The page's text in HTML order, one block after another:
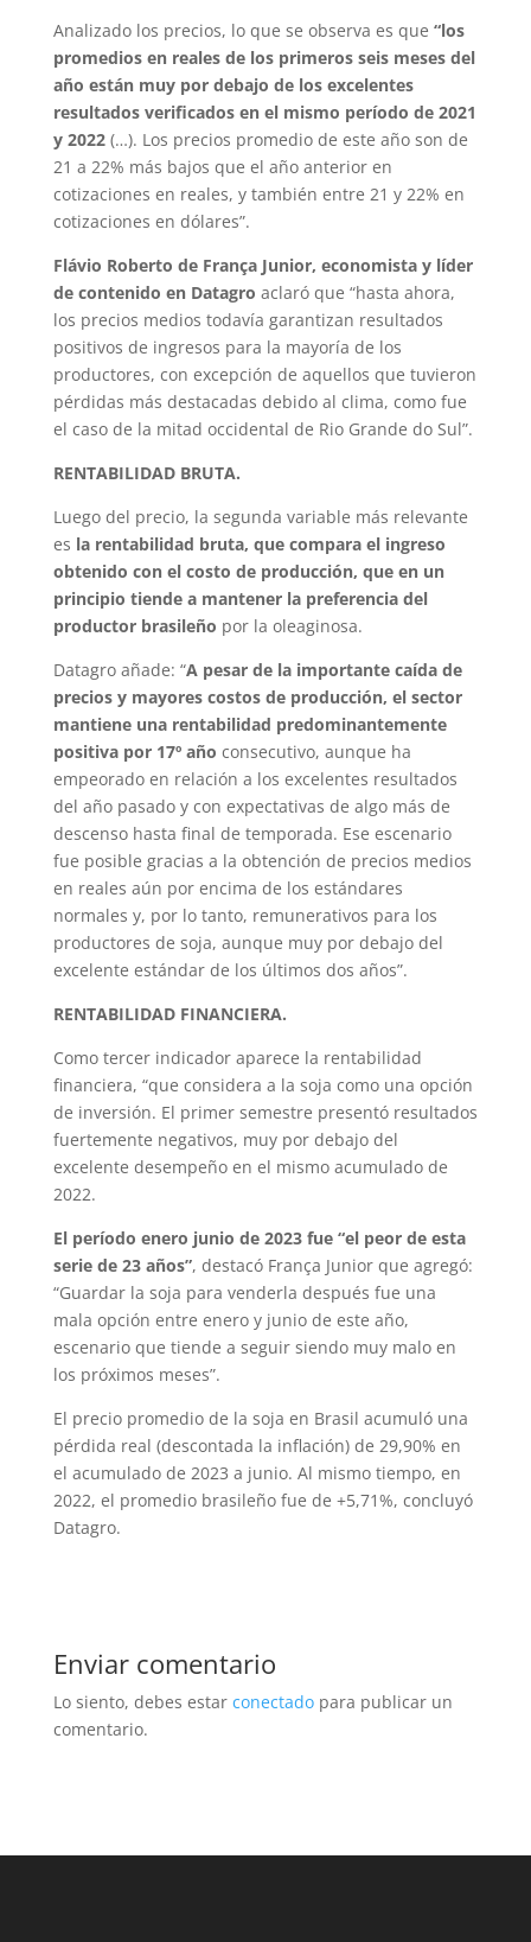
Analizado los precios, lo que se observa es que “los
promedios en reales de los primeros seis meses del
año están muy por debajo de los excelentes
resultados verificados en el mismo período de 2021
y 2022(…). Los precios promedio de este año son de
21 a 22% más bajos que el año anterior en
cotizaciones en reales, y también entre 21 y 22% en
cotizaciones en dólares”.
Flávio Roberto de França Junior, economista y líder
de contenido en Datagro aclaró que “hasta ahora,
los precios medios todavía garantizan resultados
positivos de ingresos para la mayoría de los
productores, con excepción de aquellos que tuvieron
pérdidas más destacadas debido al clima, como fue
el caso de la mitad occidental de Rio Grande do Sul”.
RENTABILIDAD BRUTA.
Luego del precio, la segunda variable más relevante
es la rentabilidad bruta, que compara el ingreso
obtenido con el costo de producción, que en un
principio tiende a mantener la preferencia del
productor brasileño por la oleaginosa.
Datagro añade: “A pesar de la importante caída de
precios y mayores costos de producción, el sector
mantiene una rentabilidad predominantemente
positiva por 17º año consecutivo, aunque ha
empeorado en relación a los excelentes resultados
del año pasado y con expectativas de algo más de
descenso hasta final de temporada. Ese escenario
fue posible gracias a la obtención de precios medios
en reales aún por encima de los estándares
normales y, por lo tanto, remunerativos para los
productores de soja, aunque muy por debajo del
excelente estándar de los últimos dos años”.
RENTABILIDAD FINANCIERA.
Como tercer indicador aparece la rentabilidad
financiera, “que considera a la soja como una opción
de inversión. El primer semestre presentó resultados
fuertemente negativos, muy por debajo del
excelente desempeño en el mismo acumulado de
2022.
El período enero junio de 2023 fue “el peor de esta
serie de 23 años”, destacó França Junior que agregó:
“Guardar la soja para venderla después fue una
mala opción entre enero y junio de este año,
escenario que tiende a seguir siendo muy malo en
los próximos meses”.
El precio promedio de la soja en Brasil acumuló una
pérdida real (descontada la inflación) de 29,90% en
el acumulado de 2023 a junio. Al mismo tiempo, en
2022, el promedio brasileño fue de +5,71%, concluyó
Datagro.
Enviar comentario
Lo siento, debes estar conectadopara publicar un
comentario.